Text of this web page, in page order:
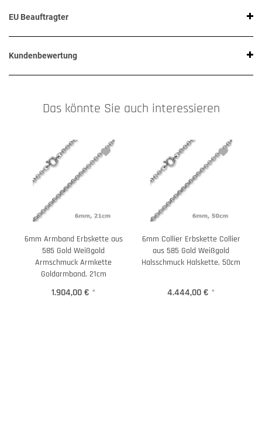
EU Beauftragter
Kundenbewertung
Das könnte Sie auch interessieren
6mm Armband Erbskette aus
585 Gold Weißgold
Armschmuck Armkette
Goldarmband, 21cm
1.904,00 € *
6mm Collier Erbskette Collier
aus 585 Gold Weißgold
Halsschmuck Halskette, 50cm
4.444,00 € *